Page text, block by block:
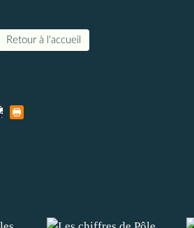
Retour à l'accueil